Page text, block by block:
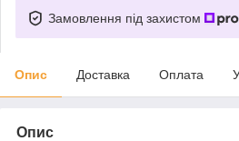
Замовлення під захистом
Опис Доставка Оплата
Опис